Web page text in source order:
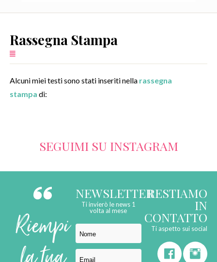
WOR(L)DS
SERVIZI
Rassegna Stampa
Alcuni miei testi sono stati inseriti nella rassegna
stampa di:
SEGUIMI SU INSTAGRAM
Riempi
NEWSLETTER
Ti invierò le news 1
volta al mese
RESTIAMO
IN
CONTATTO
Ti aspetto sui social